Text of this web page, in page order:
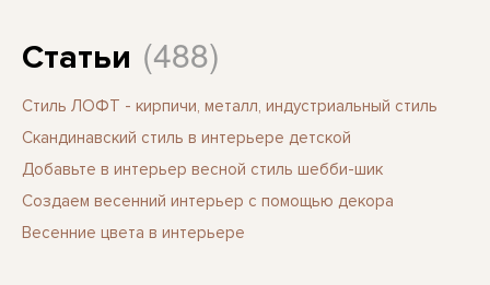
Статьи (488)
Стиль ЛОФТ - кирпичи, металл, индустриальный стиль
Скандинавский стиль в интерьере детской
Добавьте в интерьер весной стиль шебби-шик
Создаем весенний интерьер с помощью декора
Весенние цвета в интерьере